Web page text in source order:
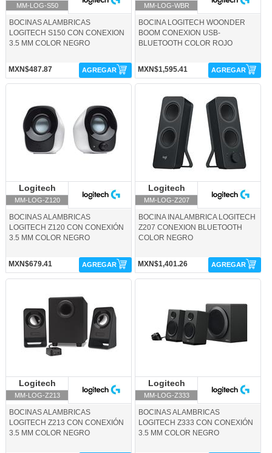
MM-LOG-S50
BOCINAS ALAMBRICAS
LOGITECH S150 CON CONEXION
3.5 MM COLOR NEGRO
MXN$487.87 AGREGAR
MM-LOG-WBR
BOCINA LOGITECH WOONDER
BOOM CONEXION USB-
BLUETOOTH COLOR ROJO
MXN$1,595.41 AGREGAR
Logitech
MM-LOG-Z120
BOCINAS ALAMBRICAS
LOGITECH Z120 CON CONEXIÓN
3.5 MM COLOR NEGRO
MXN$679.41 AGREGAR
Logitech
MM-LOG-Z207
BOCINA INALAMBRICA LOGITECH
Z207 CONEXION BLUETOOTH
COLOR NEGRO
MXN$1,401.26 AGREGAR
Logitech
MM-LOG-Z213
BOCINAS ALAMBRICAS
LOGITECH Z213 CON CONEXIÓN
3.5 MM COLOR NEGRO
Logitech
MM-LOG-Z333
BOCINAS ALAMBRICAS
LOGITECH Z333 CON CONEXIÓN
3.5 MM COLOR NEGRO